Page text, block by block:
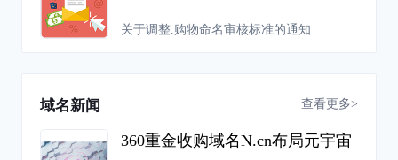
关于调整.购物命名审核标准的通知
域名新闻 查看更多>
360重金收购域名N.cn布局元宇宙